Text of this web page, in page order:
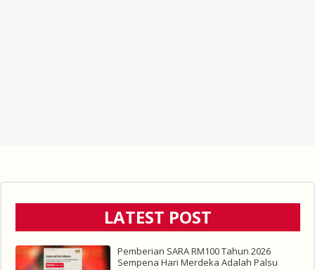
LATEST POST
Pemberian SARA RM100 Tahun 2026
Sempena Hari Merdeka Adalah Palsu